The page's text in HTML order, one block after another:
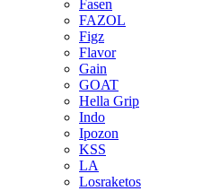
Fasen
FAZOL
Figz
Flavor
Gain
GOAT
Hella Grip
Indo
Ipozon
KSS
LA
Losraketos